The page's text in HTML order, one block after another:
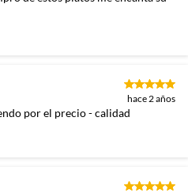
3.5 kg
hace 2 años
por el precio - calidad